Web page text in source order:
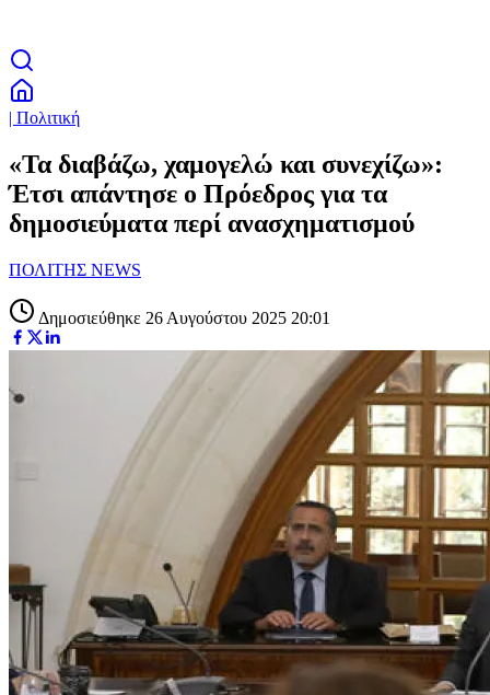
| Πολιτική
«Τα διαβάζω, χαμογελώ και συνεχίζω»:
Έτσι απάντησε ο Πρόεδρος για τα
δημοσιεύματα περί ανασχηματισμού
ΠΟΛΙΤΗΣ NEWS
Δημοσιεύθηκε 26 Αυγούστου 2025 20:01